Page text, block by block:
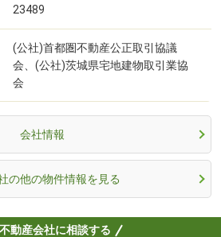
23489
(公社)首都圏不動産公正取引協議
会、(公社)茨城県宅地建物取引業協
会
会社情報
の他の物件情報を見る
動産会社に相談する